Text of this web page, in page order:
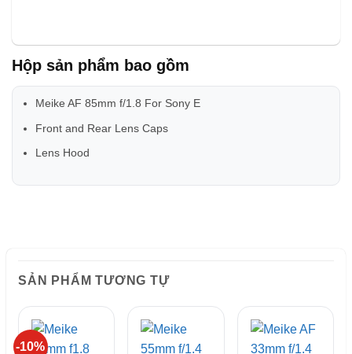
Hộp sản phẩm bao gồm
Meike AF 85mm f/1.8 For Sony E
Front and Rear Lens Caps
Lens Hood
SẢN PHẨM TƯƠNG TỰ
-10%